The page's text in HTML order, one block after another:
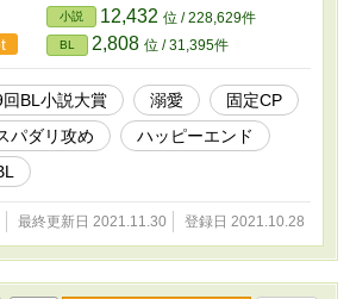
れたのは、皮肉にも敵国の最高権力者だっ
知らない己の秘密、覇王ジグムントの想
がら、『BL小説大賞』エントリーさせて
よろしくお願いします。 ※最後はハッピー
や、髪、瞳の色を描写する表現があります
する意図はありません。ご不快になられる方
※途中残虐、非人道的な表現あり。苦手な
。
小説 12,432 位 / 228,629件
BL 2,808 位 / 31,395件
回BL小説大賞 溺愛
固定CP
パダリ攻め
ハッピーエンド
最終更新日 2021.11.30 登録日 2021.10.28